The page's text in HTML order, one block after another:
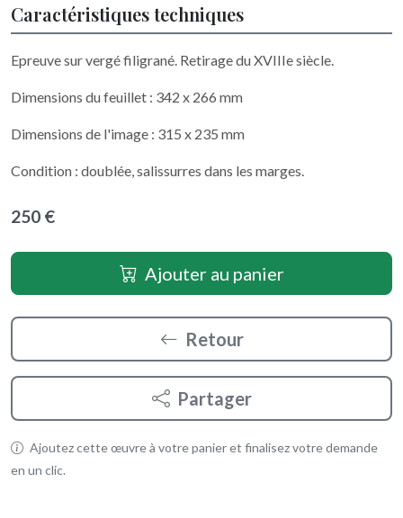
Caractéristiques techniques
Epreuve sur vergé filigrané. Retirage du XVIIIe siècle.
Dimensions du feuillet : 342 x 266 mm
Dimensions de l'image : 315 x 235 mm
Condition : doublée, salissurres dans les marges.
250 €
Ajouter au panier
Retour
Partager
Ajoutez cette œuvre à votre panier et finalisez votre demande
en un clic.